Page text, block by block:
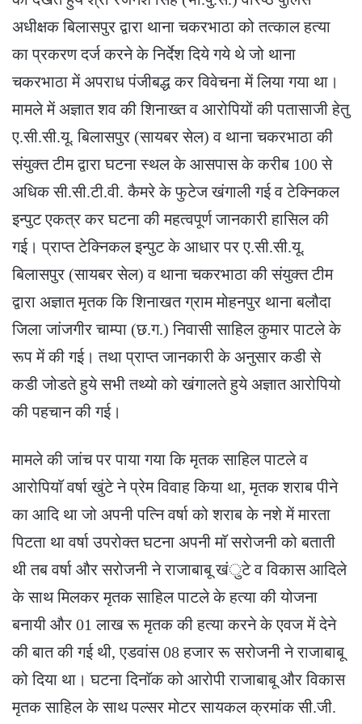
अधीक्षक बिलासपुर द्वारा थाना चकरभाठा को तत्काल हत्या
का प्रकरण दर्ज करने के निर्देश दिये गये थे जो थाना
चकरभाठा में अपराध पंजीबद्ध कर विवेचना में लिया गया था।
मामले में अज्ञात शव की शिनाख्त व आरोपियों की पतासाजी हेतु
ए.सी.सी.यू. बिलासपुर (सायबर सेल) व थाना चकरभाठा की
संयुक्त टीम द्वारा घटना स्थल के आसपास के करीब 100 से
अधिक सी.सी.टी.वी. कैमरे के फुटेज खंगाली गई व टेक्निकल
इन्पुट एकत्र कर घटना की महत्वपूर्ण जानकारी हासिल की
गई। प्राप्त टेक्निकल इन्पुट के आधार पर ए.सी.सी.यू.
बिलासपुर (सायबर सेल) व थाना चकरभाठा की संयुक्त टीम
द्वारा अज्ञात मृतक कि शिनाखत ग्राम मोहनपुर थाना बलौदा
जिला जांजगीर चाम्पा (छ.ग.) निवासी साहिल कुमार पाटले के
रूप में की गई। तथा प्राप्त जानकारी के अनुसार कडी से
कडी जोडते हुये सभी तथ्यो को खंगालते हुये अज्ञात आरोपियो
की पहचान की गई।
मामले की जांच पर पाया गया कि मृतक साहिल पाटले व
आरोपियाॅ वर्षा खुंटे ने प्रेम विवाह किया था, मृतक शराब पीने
का आदि था जो अपनी पत्नि वर्षा को शराब के नशे में मारता
पिटता था वर्षा उपरोक्त घटना अपनी माॅ सरोजनी को बताती
थी तब वर्षा और सरोजनी ने राजाबाबू खंुटे व विकास आदिले
के साथ मिलकर मृतक साहिल पाटले के हत्या की योजना
बनायी और 01 लाख रू मृतक की हत्या करने के एवज में देने
की बात की गई थी, एडवांस 08 हजार रू सरोजनी ने राजाबाबू
को दिया था। घटना दिनाॅक को आरोपी राजाबाबू और विकास
मृतक साहिल के साथ पल्सर मोटर सायकल क्रमांक सी.जी.